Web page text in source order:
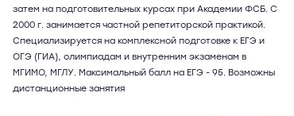
затем на подготовительных курсах при Академии ФСБ. С
2000 г. занимается частной репетиторской практикой.
Специализируется на комплексной подготовке к ЕГЭ и
ОГЭ (ГИА), олимпиадам и внутренним экзаменам в
МГИМО, МГЛУ. Максимальный балл на ЕГЭ - 95. Возможны
дистанционные занятия